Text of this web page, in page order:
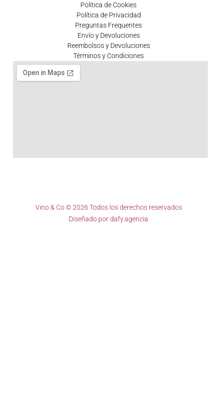
Política de Cookies
Política de Privacidad
Preguntas Frequentes
Envío y Devoluciones
Reembolsos y Devoluciones
Términos y Condiciones
Vino & Co © 2026 Todos los derechos reservados
Diseñado pordafy.agencia